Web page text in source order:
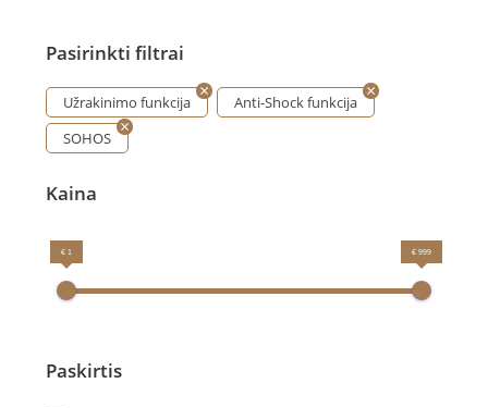
Pasirinkti filtrai
Užrakinimo funkcija
Anti-Shock funkcija
SOHOS
Kaina
€ 1 € 999
Paskirtis